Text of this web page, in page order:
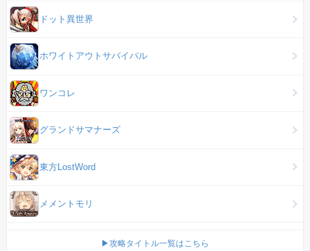
ドット異世界
ホワイトアウトサバイバル
ワンコレ
グランドサマナーズ
東方LostWord
メメントモリ
▶攻略タイトル一覧はこちら